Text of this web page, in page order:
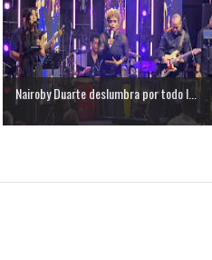
Nairoby Duarte deslumbra por todo l...